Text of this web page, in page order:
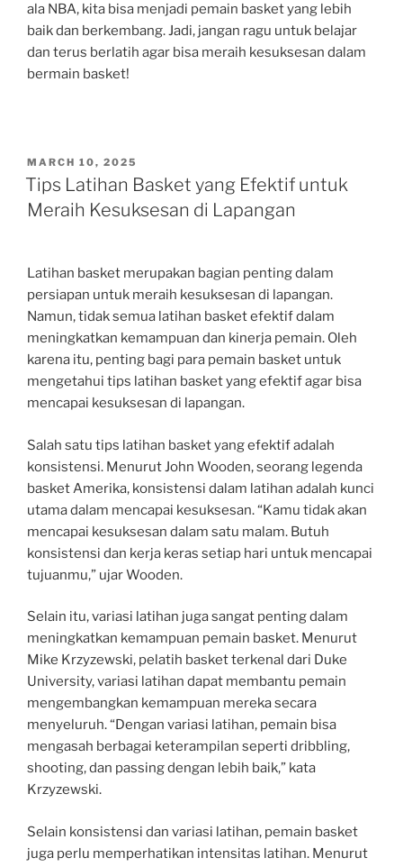
ala NBA, kita bisa menjadi pemain basket yang lebih
baik dan berkembang. Jadi, jangan ragu untuk belajar
dan terus berlatih agar bisa meraih kesuksesan dalam
bermain basket!
POSTED
ON
MARCH 10, 2025
Tips Latihan Basket yang Efektif untuk
Meraih Kesuksesan di Lapangan
Latihan basket merupakan bagian penting dalam
persiapan untuk meraih kesuksesan di lapangan.
Namun, tidak semua latihan basket efektif dalam
meningkatkan kemampuan dan kinerja pemain. Oleh
karena itu, penting bagi para pemain basket untuk
mengetahui tips latihan basket yang efektif agar bisa
mencapai kesuksesan di lapangan.
Salah satu tips latihan basket yang efektif adalah
konsistensi. Menurut John Wooden, seorang legenda
basket Amerika, konsistensi dalam latihan adalah kunci
utama dalam mencapai kesuksesan. “Kamu tidak akan
mencapai kesuksesan dalam satu malam. Butuh
konsistensi dan kerja keras setiap hari untuk mencapai
tujuanmu,” ujar Wooden.
Selain itu, variasi latihan juga sangat penting dalam
meningkatkan kemampuan pemain basket. Menurut
Mike Krzyzewski, pelatih basket terkenal dari Duke
University, variasi latihan dapat membantu pemain
mengembangkan kemampuan mereka secara
menyeluruh. “Dengan variasi latihan, pemain bisa
mengasah berbagai keterampilan seperti dribbling,
shooting, dan passing dengan lebih baik,” kata
Krzyzewski.
Selain konsistensi dan variasi latihan, pemain basket
juga perlu memperhatikan intensitas latihan. Menurut